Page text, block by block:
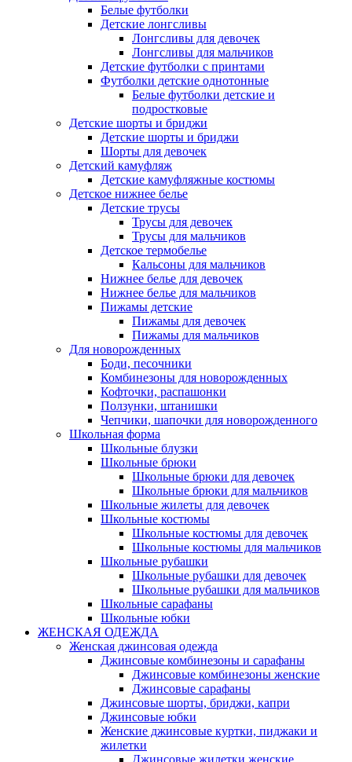
Белые футболки
Детские лонгсливы
Лонгсливы для девочек
Лонгсливы для мальчиков
Детские футболки с принтами
Футболки детские однотонные
Белые футболки детские и
подростковые
Детские шорты и бриджи
Детские шорты и бриджи
Шорты для девочек
Детский камуфляж
Детские камуфляжные костюмы
Детское нижнее белье
Детские трусы
Трусы для девочек
Трусы для мальчиков
Детское термобелье
Кальсоны для мальчиков
Нижнее белье для девочек
Нижнее белье для мальчиков
Пижамы детские
Пижамы для девочек
Пижамы для мальчиков
Для новорожденных
Боди, песочники
Комбинезоны для новорожденных
Кофточки, распашонки
Ползунки, штанишки
Чепчики, шапочки для новорожденного
Школьная форма
Школьные блузки
Школьные брюки
Школьные брюки для девочек
Школьные брюки для мальчиков
Школьные жилеты для девочек
Школьные костюмы
Школьные костюмы для девочек
Школьные костюмы для мальчиков
Школьные рубашки
Школьные рубашки для девочек
Школьные рубашки для мальчиков
Школьные сарафаны
Школьные юбки
ЖЕНСКАЯ ОДЕЖДА
Женская джинсовая одежда
Джинсовые комбинезоны и сарафаны
Джинсовые комбинезоны женские
Джинсовые сарафаны
Джинсовые шорты, бриджи, капри
Джинсовые юбки
Женские джинсовые куртки, пиджаки и
жилетки
Джинсовые жилетки женские